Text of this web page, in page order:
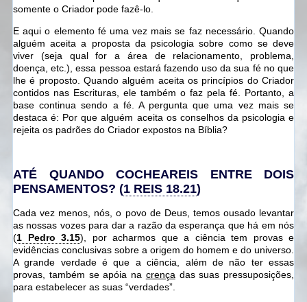
somente o Criador pode fazê-lo.
E aqui o elemento fé uma vez mais se faz necessário. Quando
alguém aceita a proposta da psicologia sobre como se deve
viver (seja qual for a área de relacionamento, problema,
doença, etc.), essa pessoa estará fazendo uso da sua fé no que
lhe é proposto. Quando alguém aceita os princípios do Criador
contidos nas Escrituras, ele também o faz pela fé. Portanto, a
base continua sendo a fé. A pergunta que uma vez mais se
destaca é: Por que alguém aceita os conselhos da psicologia e
rejeita os padrões do Criador expostos na Bíblia?
ATÉ QUANDO COCHEAREIS ENTRE DOIS
PENSAMENTOS? (1 REIS 18.21)
Cada vez menos, nós, o povo de Deus, temos ousado levantar
as nossas vozes para dar a razão da esperança que há em nós
(1 Pedro 3.15), por acharmos que a ciência tem provas e
evidências conclusivas sobre a origem do homem e do universo.
A grande verdade é que a ciência, além de não ter essas
provas, também se apóia na crença das suas pressuposições,
para estabelecer as suas “verdades”.